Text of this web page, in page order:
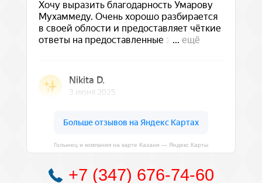
Голынец и компания на карте Казани — Яндекс Карты
+7 (347) 676-74-60